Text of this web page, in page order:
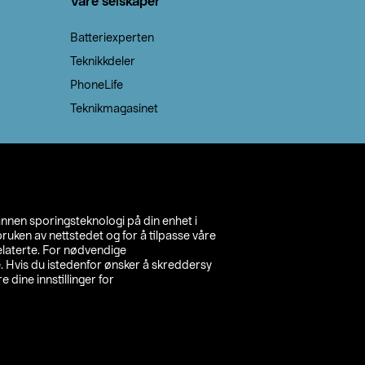
sporingsteknologi på din enhet i
av nettstedet og for å tilpasse våre
For nødvendige
Hvis du istedenfor ønsker å skreddersy
dine innstillinger for
Batteriexperten
Teknikkdeler
PhoneLife
Teknikmagasinet